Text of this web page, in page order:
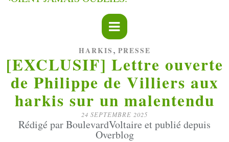
HARKIS , PRESSE
[EXCLUSIF] Lettre ouverte
de Philippe de Villiers aux
harkis sur un malentendu
24 SEPTEMBRE 2025
Rédigé par BoulevardVoltaire et publié depuis
Overblog